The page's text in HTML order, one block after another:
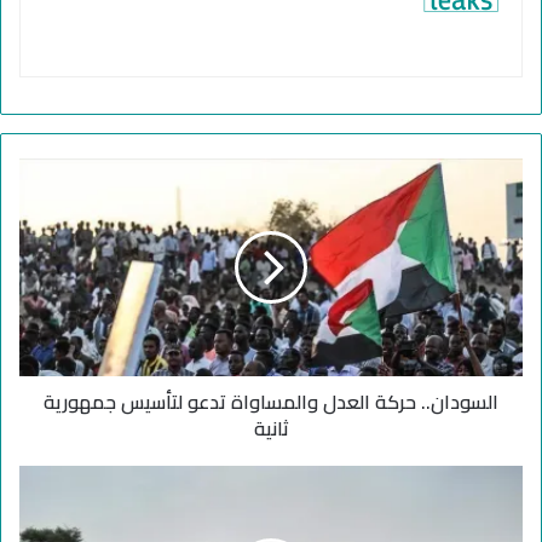
ل
س
و
د
ا
ن
.
.
ة
السودان.. حركة العدل والمساواة تدعو لتأسيس جمهورية
ثانية